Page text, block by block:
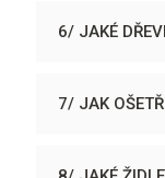
6/ JAKÉ
7/ JAK